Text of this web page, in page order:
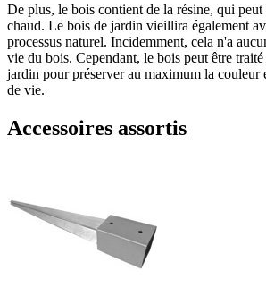
De plus, le bois contient de la résine, qui peut
chaud. Le bois de jardin vieillira également
processus naturel. Incidemment, cela n'a
vie du bois. Cependant, le bois peut être
jardin pour préserver au maximum la couleur
de vie.
Accessoires assortis